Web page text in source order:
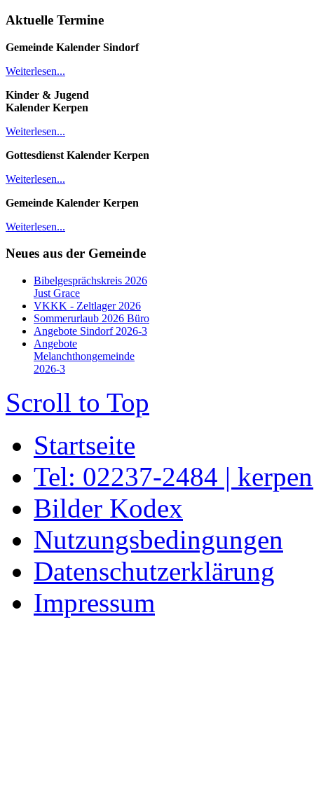
Aktuelle Termine
Gemeinde Kalender Sindorf
Weiterlesen...
Kinder & Jugend
Kalender Kerpen
Weiterlesen...
Gottesdienst Kalender Kerpen
Weiterlesen...
Gemeinde Kalender Kerpen
Weiterlesen...
Neues aus der Gemeinde
Bibelgesprächskreis 2026
Just Grace
VKKK - Zeltlager 2026
Sommerurlaub 2026 Büro
Angebote Sindorf 2026-3
Angebote
Melanchthongemeinde
2026-3
Scroll to Top
Startseite
Tel: 02237-2484 |
Bilder Kodex
Nutzungsbedingungen
Datenschutzerklärung
Impressum